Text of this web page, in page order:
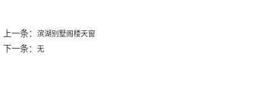
上一条： 滨湖别墅阁楼天窗
下一条： 无